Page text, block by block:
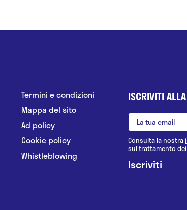
Termini e condizioni
Mappa del sito
Ad policy
Cookie policy
Whistleblowing
ISCRIVITI
Consulta la nostra
sul trattamento